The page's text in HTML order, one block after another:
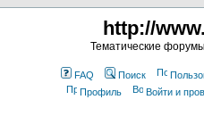
http://
Тематические
FAQ Поиск
Профиль
Войти и